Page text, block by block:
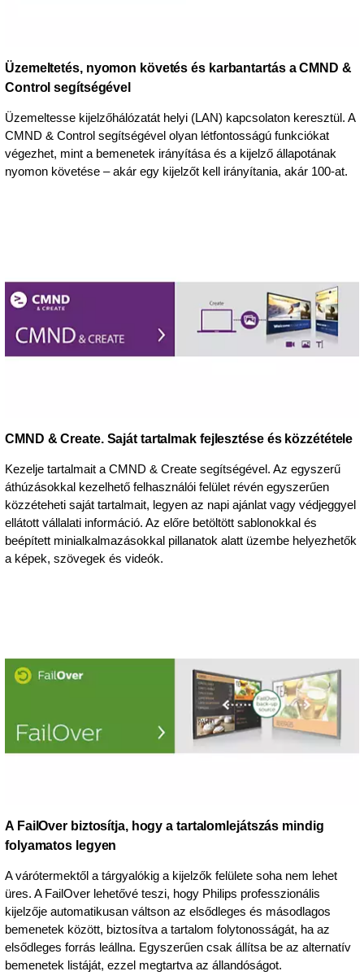
Üzemeltetés, nyomon követés és karbantartás a CMND &
Control segítségével
Üzemeltesse kijelzőhálózatát helyi (LAN) kapcsolaton keresztül. A
CMND & Control segítségével olyan létfontosságú funkciókat
végezhet, mint a bemenetek irányítása és a kijelző állapotának
nyomon követése – akár egy kijelzőt kell irányítania, akár 100-at.
CMND & Create. Saját tartalmak fejlesztése és közzététele
Kezelje tartalmait a CMND & Create segítségével. Az egyszerű
áthúzásokkal kezelhető felhasználói felület révén egyszerűen
közzéteheti saját tartalmait, legyen az napi ajánlat vagy védjeggyel
ellátott vállalati információ. Az előre betöltött sablonokkal és
beépített minialkalmazásokkal pillanatok alatt üzembe helyezhetők
a képek, szövegek és videók.
A FailOver biztosítja, hogy a tartalomlejátszás mindig
folyamatos legyen
A várótermektől a tárgyalókig a kijelzők felülete soha nem lehet
üres. A FailOver lehetővé teszi, hogy Philips professzionális
kijelzője automatikusan váltson az elsődleges és másodlagos
bemenetek között, biztosítva a tartalom folytonosságát, ha az
elsődleges forrás leállna. Egyszerűen csak állítsa be az alternatív
bemenetek listáját, ezzel megtartva az állandóságot.